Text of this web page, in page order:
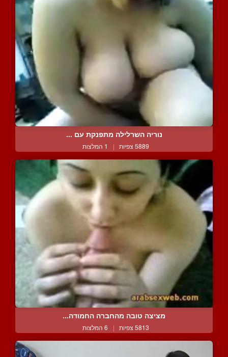
נוריה השרלילה מתפנקת עם ...
5889 צפיות | 1 המלצות
מציצה טובה מהחברה החמודה...
5813 צפיות | 6 המלצות